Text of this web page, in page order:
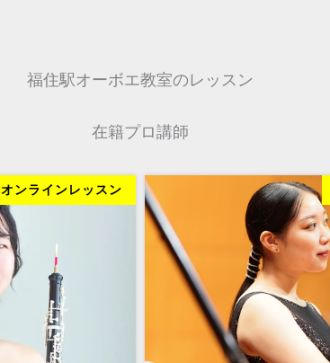
福住駅オーボエ教室のレッスン
在籍プロ講師
オンラインレッスン